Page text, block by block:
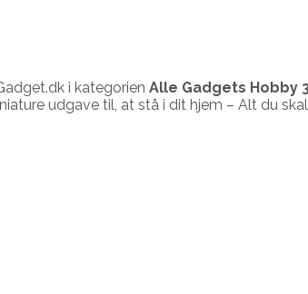
i kategorien Alle Gadgets Hobby
udgave til, at stå i dit hjem – Alt du